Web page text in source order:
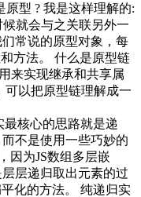
原型 ? 我是这样理解的:
候就会与之关联另外一
常说的原型对象，每
方法。 什么是原型链
来实现继承和共享属
可以把原型链理解成一
最核心的思路就是递
不是使用一些巧妙的
因为JS数组多层嵌
层递归取出元素的过
化的方法。 纯递归实